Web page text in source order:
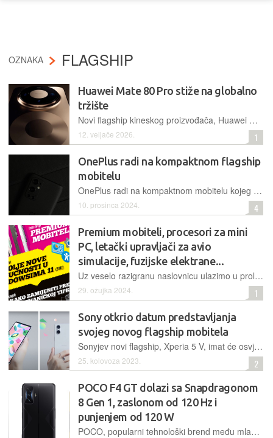
OZNAKA FLAGSHIP
Huawei Mate 80 Pro stiže na globalno
tržište
Novi flagship kineskog proizvođača, Huawei Mate 80 Pro, stiže i na globalno tržište nakon predstavljanja koje će se održati u Madridu 26. veljače
12. veljače 2026. 1
OnePlus radi na kompaktnom flagship
mobitelu
OnePlus radi na kompaktnom mobitelu kojeg će pogoniti Qualcommov Snapdragon 8 Elite. Imat će 6,3-inčni zaslon i 50-megapikselnu glavnu kameru
10. prosinca 2024. 4
Premium mobiteli, procesori za mini
PC, letački upravljači za avio
simulacije, fuzijske elektrane...
Uz veselo razigranu naslovnicu ulazimo u proljeće s isto tako vrlo šarolikim odabirom tema u travanjskom izdanju Buga
29. ožujka 2024. 1
Sony otkrio datum predstavljanja
svojeg novog flagship mobitela
Sonyjev novi flagship, Xperia 5 V, imat će osvježeni vizualni dizajn, a pogonit će ga Qualcommov Snapdragon 8 Gen 2 uparen s do 16 GB RAM-a
25. kolovoza 2023. 2
POCO F4 GT dolazi sa Snapdragonom
8 Gen 1, zaslonom od 120 Hz i
punjenjem od 120 W
POCO, popularni tehnološki brend među mlađim korisnicima, globalno je predstavio svoj najnoviji flagship pametni telefon – POCO F4 GT